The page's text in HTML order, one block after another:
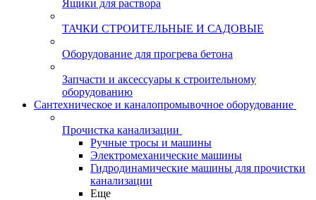
Ящики для раствора
ТАЧКИ СТРОИТЕЛЬНЫЕ И САДОВЫЕ
Оборудование для прогрева бетона
Запчасти и аксессуары к строительному
оборудованию
Сантехническое и каналопромывочное оборудование
Прочистка канализации
Ручные тросы и машины
Электромеханические машины
Гидродинамические машины для прочистки
канализации
Еще